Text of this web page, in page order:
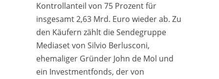
Kontrollanteil von 75 Prozent für
insgesamt 2,63 Mrd. Euro wieder ab. Zu
den Käufern zählt die Sendegruppe
Mediaset von Silvio Berlusconi,
ehemaliger Gründer John de Mol und
ein Investmentfonds, der von